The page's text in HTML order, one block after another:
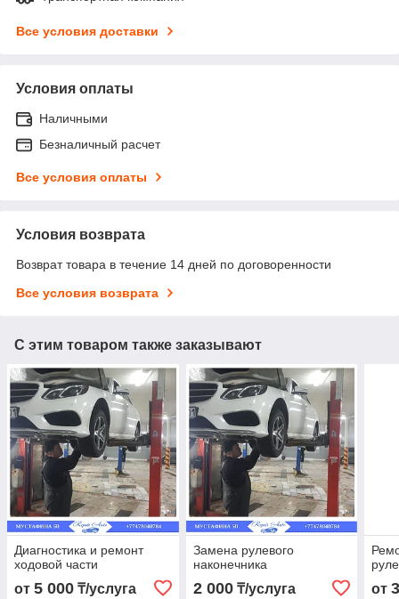
Все условия доставки
Условия оплаты
Наличными
Безналичный расчет
Все условия оплаты
Условия возврата
Возврат товара в течение 14 дней по договоренности
Все условия возврата
С этим товаром также заказывают
Диагностика и ремонт
ходовой части
от 5 000 ₸/услуга
Замена рулевого
наконечника
2 000₸/услуга от